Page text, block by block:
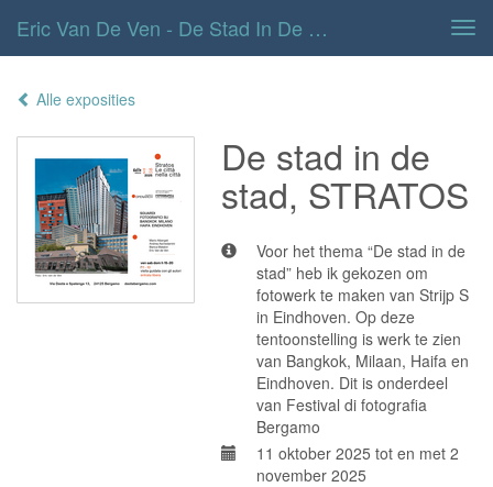
Eric Van De Ven - De Stad In De Stad, STRATOS
Alle exposities
De stad in de
stad, STRATOS
Voor het thema “De stad in de
stad” heb ik gekozen om
fotowerk te maken van Strijp S
in Eindhoven. Op deze
tentoonstelling is werk te zien
van Bangkok, Milaan, Haifa en
Eindhoven. Dit is onderdeel
van Festival di fotografia
Bergamo
11 oktober 2025 tot en met 2
november 2025